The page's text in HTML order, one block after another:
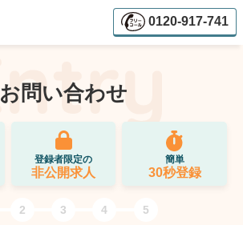
0120-917-741
お問い合わせ
登録者限定の
非公開求人
簡単
30秒登録
2 3 4 5